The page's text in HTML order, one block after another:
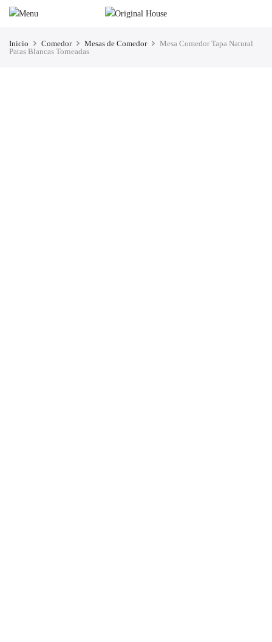
Inicio Comedor Mesas de Comedor
Mesa Comedor Tapa Natural
Patas Blancas Torneadas